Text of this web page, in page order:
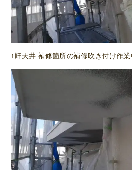
↑軒天井 補修箇所の補修吹き付け作業